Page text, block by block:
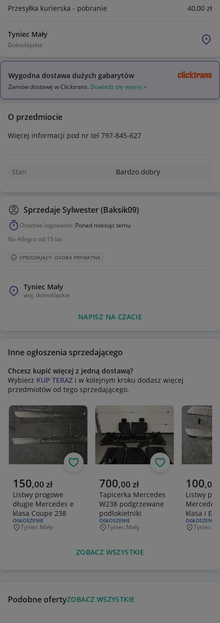
Przesyłka kurierska - pobranie
40,00 zł
Tyniec Mały
Dolnośląskie
Wygodna dostawa dużych gabarytów
Zamów dostawę w Clicktrans. Dowiedz się więcej »
O przedmiocie
Więcej informacji pod nr tel 797-845-627
Stan Bardzo dobry
SprzedajeSylwester (Baksik09)
Ostatnie logowanie: Ponad miesiąc temu
Na Allegro od 15 lat
SPRZEDAJĄCY: OSOBA PRYWATNA
Tyniec Mały
woj. dolnośląskie
NAPISZ NA CZACIE
Inne ogłoszenia sprzedającego
Chcesz kupić więcej z jedną dostawą?
Wybierz KUP TERAZ i w kolejnym kroku dodasz więcej
przedmiotów od tego sprzedającego.
Aktualna cena
150,00 zł
Listwy progowe
długie Mercedes e
klasa Coupe 238
RODZAJ OFERTY:
OGŁOSZENIE
Miejscowość
Tyniec Mały
Obserwuj
Aktualna cena
700,00 zł
Tapicerka Mercedes
W238 podgrzewane
podlokietniki
RODZAJ OFERTY:
OGŁOSZENIE
Miejscowość
Tyniec Mały
Obserwuj
Aktualna
100,00
Listwy
Mercedes
klasa i E
RODZAJ
OGŁOSZENIE
Tyniec
ZOBACZ WSZYSTKIE
Podobne ofertyZOBACZ WSZYSTKIE